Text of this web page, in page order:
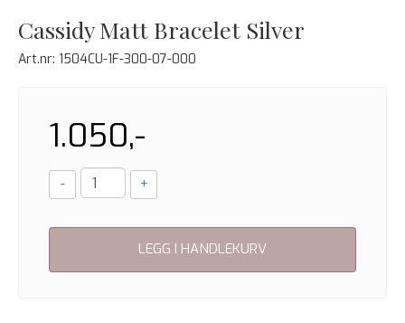
Cassidy Matt Bracelet Silver
Art.nr: 1504CU-1F-300-07-000
1.050,-
- +
LEGG I HANDLEKURV